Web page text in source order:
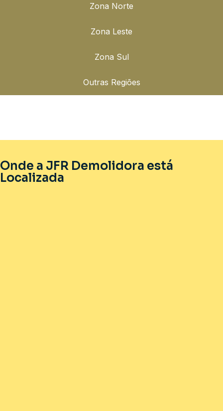
Zona Norte
Zona Leste
Zona Sul
Outras Regiões
Onde a JFR Demolidora está
Localizada